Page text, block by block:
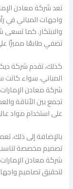
تعد شركة معادن
واجهات المباني في
والابتكار. كما
تضفي طابعًا مميزًا
كذلك، تقدم شركة
المباني، سواء كانت
شركة معادن
تجمع بين الأناقة
على استخدام مواد
بالإضافة إلى ذلك،
تصميم مخصصة تناسب
شركة معادن
لتحقيق تصاميم